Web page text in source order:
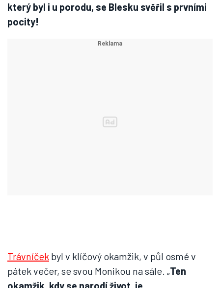
který byl i u porodu, se Blesku svěřil s prvními
pocity!
Trávníček byl v klíčový okamžik, v půl osmé v
pátek večer, se svou Monikou na sále. „Ten
okamžik, kdy se narodí život, je